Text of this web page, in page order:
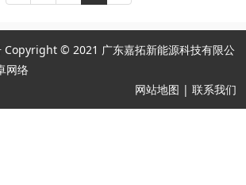
Copyright © 2021 广东嘉拓新能源科技有限公
网络
网站地图 | 联系我们